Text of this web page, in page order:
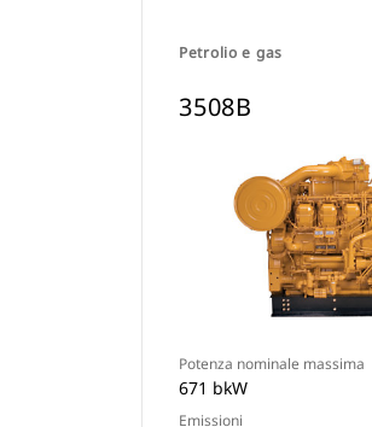
Petrolio e gas
3508B
Potenza nominale massima
671 bkW
Emissioni